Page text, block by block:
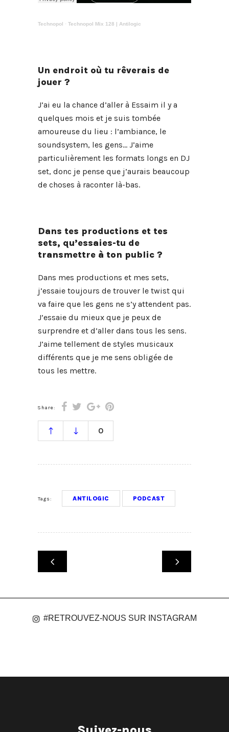
Technopol · Technopol Mix 128 | Antilogic
Un endroit où tu rêverais de
jouer ?
J’ai eu la chance d’aller à Essaim il y a
quelques mois et je suis tombée
amoureuse du lieu : l’ambiance, le
soundsystem, les gens… J’aime
particulièrement les formats longs en DJ
set, donc je pense que j’aurais beaucoup
de choses à raconter là-bas.
Dans tes productions et tes
sets, qu’essaies-tu de
transmettre à ton public ?
Dans mes productions et mes sets,
j’essaie toujours de trouver le twist qui
va faire que les gens ne s’y attendent pas.
J’essaie du mieux que je peux de
surprendre et d’aller dans tous les sens.
J’aime tellement de styles musicaux
différents que je me sens obligée de
tous les mettre.
Share:
0
Tags: ANTILOGIC PODCAST
#RETROUVEZ-NOUS SUR INSTAGRAM